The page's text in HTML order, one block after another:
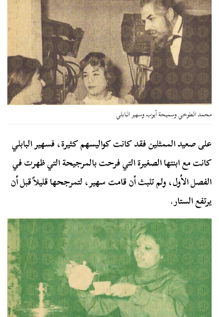
محمد الطوخي وسميحة أيوب وسهير البابلي
على صعيد الممثلين فقد كانت كواليسهم كثيرة، فسهير البابلي
كانت مع ابنتها الصغيرة التي فرحت بالمرجيحة التي ظهرت في
الفصل الأول، ولم تلبث أن قامت سهير، لتمرجحها قليلاً قبل أن
يرتفع الستار.